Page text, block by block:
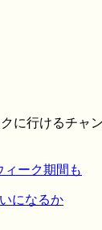
に行けるチャ
ィーク期間も
になるか